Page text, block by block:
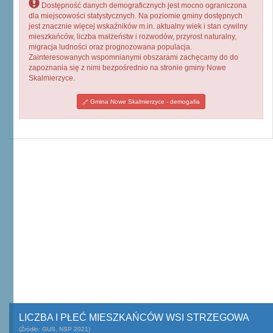
Dostępność danych demograficznych jest mocno ograniczona
dla miejscowości statystycznych. Na poziomie gminy dostępnych
jest znacznie więcej wskaźników m.in. aktualny wiek i stan cywilny
mieszkańców, liczba małżeństw i rozwodów, przyrost naturalny,
migracja ludności oraz prognozowana populacja.
Zainteresowanych wspomnianymi obszarami zachęcamy do do
zapoznania się z nimi bezpośrednio na stronie gminy Nowe
Skalmierzyce.
Gmina Nowe Skalmierzyce - demogafia
LICZBA I PŁEĆ MIESZKAŃCÓW WSI STRZEGOWA
(Źródło: GUS, NSP 2021)